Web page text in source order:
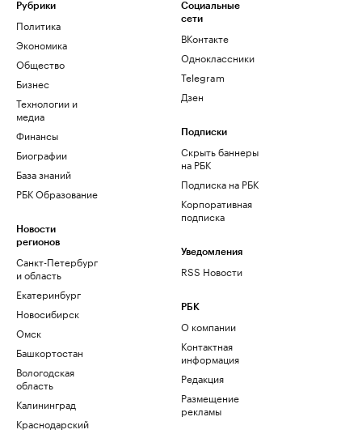
Рубрики
Политика
Экономика
Общество
Бизнес
Технологии и
медиа
Финансы
Биографии
База знаний
РБК Образование
Новости
регионов
Санкт-Петербург
и область
Екатеринбург
Новосибирск
Омск
Башкортостан
Вологодская
область
Калининград
Краснодарский
Социальные
сети
ВКонтакте
Одноклассники
Telegram
Дзен
Подписки
Скрыть баннеры
на РБК
Подписка на РБК
Корпоративная
подписка
Уведомления
RSS Новости
РБК
О компании
Контактная
информация
Редакция
Размещение
рекламы